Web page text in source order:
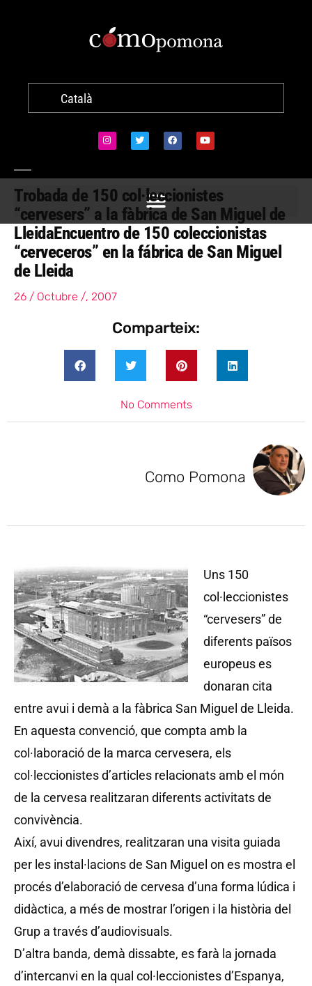
Català
Trobada de 150 col·leccionistes
“cervesers” a la fàbrica de San Miguel de
LleidaEncuentro de 150 coleccionistas
“cerveceros” en la fábrica de San Miguel
de Lleida
26 / Octubre /, 2007
Comparteix:
No Comments
Como Pomona
Uns 150
col·leccionistes
“cervesers” de
diferents països
europeus es
donaran cita
entre avui i demà a la fàbrica San Miguel de Lleida.
En aquesta convenció, que compta amb la
col·laboració de la marca cervesera, els
col·leccionistes d’articles relacionats amb el món
de la cervesa realitzaran diferents activitats de
convivència.
Així, avui divendres, realitzaran una visita guiada
per les instal·lacions de San Miguel on es mostra el
procés d’elaboració de cervesa d’una forma lúdica i
didàctica, a més de mostrar l’origen i la història del
Grup a través d’audiovisuals.
D’altra banda, demà dissabte, es farà la jornada
d’intercanvi en la qual col·leccionistes d’Espanya,